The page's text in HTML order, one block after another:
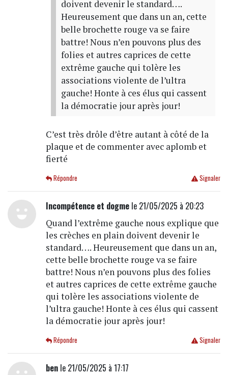
doivent devenir le standard….
Heureusement que dans un an, cette
belle brochette rouge va se faire
battre! Nous n’en pouvons plus des
folies et autres caprices de cette
extrême gauche qui tolère les
associations violente de l’ultra
gauche! Honte à ces élus qui cassent
la démocratie jour après jour!
C’est très drôle d’être autant à côté de la
plaque et de commenter avec aplomb et
fierté
Signaler
Répondre
Incompétence et dogmele 21/05/2025 à 20:23
Quand l’extrême gauche nous explique que
les crèches en plain doivent devenir le
standard…. Heureusement que dans un an,
cette belle brochette rouge va se faire
battre! Nous n’en pouvons plus des folies
et autres caprices de cette extrême gauche
qui tolère les associations violente de
l’ultra gauche! Honte à ces élus qui cassent
la démocratie jour après jour!
Signaler
Répondre
benle 21/05/2025 à 17:17